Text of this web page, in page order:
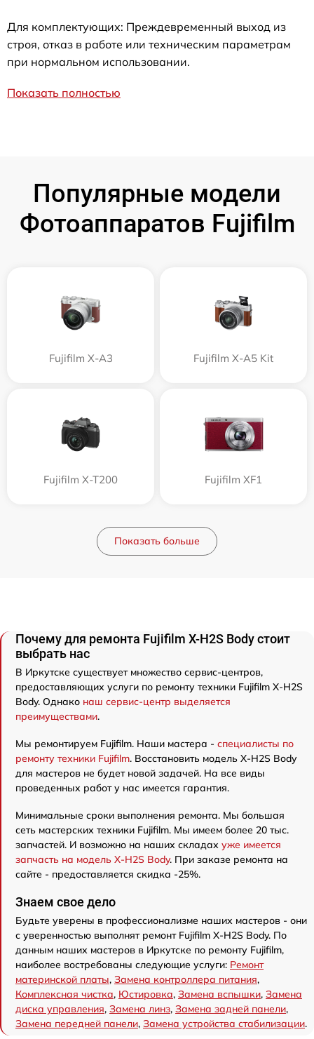
Для комплектующих: Преждевременный выход из
строя, отказ в работе или техническим параметрам
при нормальном использовании.
Показать полностью
Популярные модели
Фотоаппаратов Fujifilm
Fujifilm X-A3 Fujifilm X-A5 Kit
Fujifilm X-T200 Fujifilm XF1
Показать больше
Почему для ремонта Fujifilm X-H2S Body стоит
выбрать нас
В Иркутске существует множество сервис-центров,
предоставляющих услуги по ремонту техники Fujifilm X-H2S
Body. Однако наш сервис-центр выделяется
преимуществами.
Мы ремонтируем Fujifilm. Наши мастера - специалисты по
ремонту техники Fujifilm. Восстановить модель X-H2S Body
для мастеров не будет новой задачей. На все виды
проведенных работ у нас имеется гарантия.
Минимальные сроки выполнения ремонта. Мы большая
сеть мастерских техники Fujifilm. Мы имеем более 20 тыс.
запчастей. И возможно на наших складах уже имеется
запчасть на модель X-H2S Body. При заказе ремонта на
сайте - предоставляется скидка -25%.
Знаем свое дело
Будьте уверены в профессионализме наших мастеров - они
с уверенностью выполнят ремонт Fujifilm X-H2S Body. По
данным наших мастеров в Иркутске по ремонту Fujifilm,
наиболее востребованы следующие услуги: Ремонт
материнской платы, Замена контроллера питания,
Комплексная чистка, Юстировка, Замена вспышки, Замена
диска управления, Замена линз, Замена задней панели,
Замена передней панели, Замена устройства стабилизации.